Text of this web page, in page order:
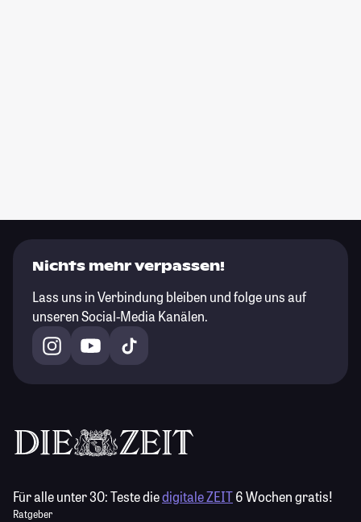
Nichts mehr verpassen!
Lass uns in Verbindung bleiben und folge uns auf
unseren Social-Media Kanälen.
Für alle unter 30:Teste diedigitale ZEIT6 Wochen gratis!
Ratgeber